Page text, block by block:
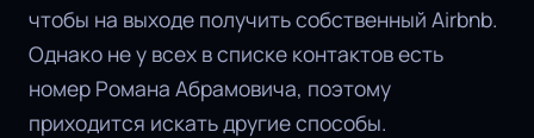
чтобы на выходе получить собственный Airbnb.
Однако не у всех в списке контактов есть
номер Романа Абрамовича, поэтому
приходится искать другие способы.